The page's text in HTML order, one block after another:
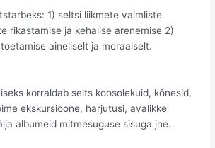
1) seltsi liikmete vaimliste
rikastamise ja kehalise arenemise 2)
aineliselt ja moraalselt.
korraldab selts koosolekuid, kõnesid,
ekskursioone, harjutusi, avalikke
albumeid mitmesuguse sisuga jne.